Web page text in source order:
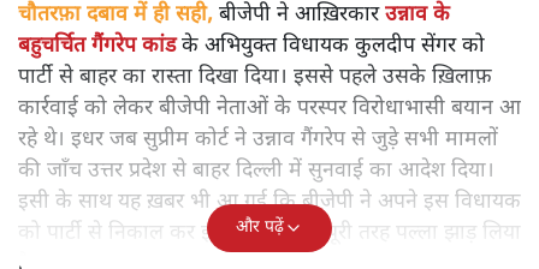
चौतरफ़ा दबाव में ही सही, बीजेपी ने आख़िरकारउन्नाव के
बहुचर्चित गैंगरेप कांडके अभियुक्त विधायक कुलदीप सेंगर को
पार्टी से बाहर का रास्ता दिखा दिया। इससे पहले उसके ख़िलाफ़
कार्रवाई को लेकर बीजेपी नेताओं के परस्पर विरोधाभासी बयान आ
रहे थे। इधर जब सुप्रीम कोर्ट ने उन्नाव गैंगरेप से जुड़े सभी मामलों
की जाँच उत्तर प्रदेश से बाहर दिल्ली में सुनवाई का आदेश दिया।
इसी के साथ यह ख़बर भी आ गई कि बीजेपी ने अपने इस विधायक
को पार्टी से निकाल कर इस मामले से से पूरी तरह पल्ला झाड़ लिया
और पढ़ें